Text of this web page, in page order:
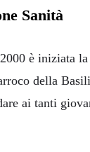
Sanità
è iniziata
della
ai tanti